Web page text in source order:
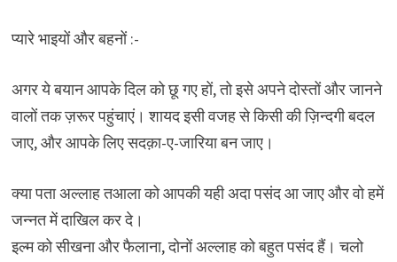
प्यारे भाइयों और बहनों :-
अगर ये बयान आपके दिल को छू गए हों, तो इसे अपने दोस्तों और जानने
वालों तक ज़रूर पहुंचाएं। शायद इसी वजह से किसी की ज़िन्दगी बदल
जाए, और आपके लिए सदक़ा-ए-जारिया बन जाए।
क्या पता अल्लाह तआला को आपकी यही अदा पसंद आ जाए और वो हमें
जन्नत में दाखिल कर दे।
इल्म को सीखना और फैलाना, दोनों अल्लाह को बहुत पसंद हैं। चलो